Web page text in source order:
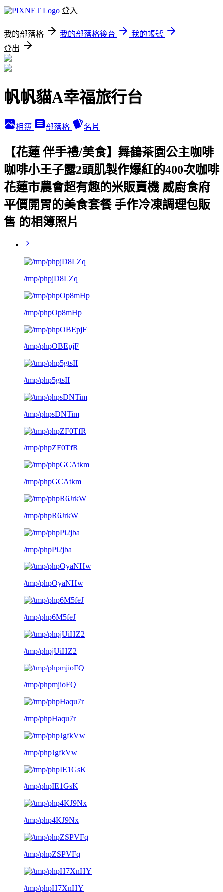
登入
我的部落格 我的部落格後台
我的帳號
登出
帆帆貓A幸福旅行台
相簿 部落格 名片
【花蓮 伴手禮/美食】舞鶴茶園公主咖啡
咖啡小王子露2頭肌製作爆紅的400次咖啡
花蓮市農會超有趣的米販賣機 威廚食府
平價開胃的美食套餐 手作冷凍調理包販
售 的相簿照片
/tmp/phpjD8LZq
/tmp/phpOp8mHp
/tmp/phpOBEpjF
/tmp/php5gtsII
/tmp/phpsDNTim
/tmp/phpZF0TfR
/tmp/phpGCAtkm
/tmp/phpR6JrkW
/tmp/phpPi2jba
/tmp/phpOyaNHw
/tmp/php6M5feJ
/tmp/phpjUiHZ2
/tmp/phpmjioFQ
/tmp/phpHaqu7r
/tmp/phpJgfkVw
/tmp/phpIE1GsK
/tmp/php4KJ9Nx
/tmp/phpZSPVFq
/tmp/phpH7XnHY